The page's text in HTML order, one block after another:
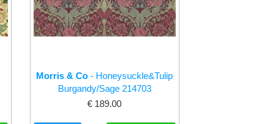
Morris & Co - Honeysuckle&Tulip
Burgandy/Sage 214703
€ 189.00